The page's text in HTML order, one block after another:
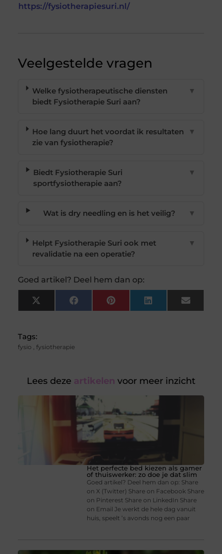
https://fysiotherapiesuri.nl/
Veelgestelde vragen
Welke fysiotherapeutische diensten
biedt Fysiotherapie Suri aan?
▼
Hoe lang duurt het voordat ik resultaten
zie van fysiotherapie?
▼
Biedt Fysiotherapie Suri
sportfysiotherapie aan?
▼
Wat is dry needling en is het veilig? ▼
Helpt Fysiotherapie Suri ook met
revalidatie na een operatie?
▼
Goed artikel? Deel hem dan op:
X
(Twitter)
FacebookPinterest LinkedIn Email
Tags:
fysio , fysiotherapie
Lees deze artikelen voor meer inzicht
Het perfecte bed kiezen als gamer
of thuiswerker: zo doe je dat slim
Goed artikel? Deel hem dan op: Share
on X (Twitter) Share on Facebook Share
on Pinterest Share on LinkedIn Share
on Email Je werkt de hele dag vanuit
huis, speelt ’s avonds nog een paar